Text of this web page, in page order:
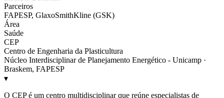
Parceiros
FAPESP, GlaxoSmithKline (GSK)
Área
Saúde
CEP
Centro de Engenharia da Plasticultura
Núcleo Interdisciplinar de Planejamento Energético - Unicamp ·
Braskem, FAPESP
▾
O CEP é um centro multidisciplinar que reúne especialistas de